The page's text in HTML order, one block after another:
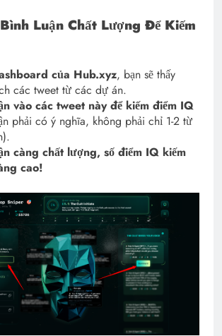
Luận Chất Lượng Để Kiếm
của Hub.xyz, bạn sẽ thấy
các tweet từ các dự án.
vào các tweet này để kiếm điểm IQ
phải có ý nghĩa, không phải chỉ 1-2 từ
càng chất lượng, số điểm IQ kiếm
cao!